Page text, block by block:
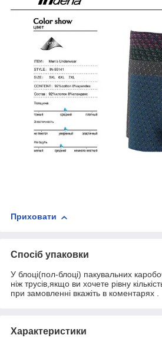
Приховати
Спосіб упаковки
У блоці(пол-блоці) пакувальних
ніж трусів,якщо ви хочете рівну
при замовленні вкажіть в коментарях .
Характеристики